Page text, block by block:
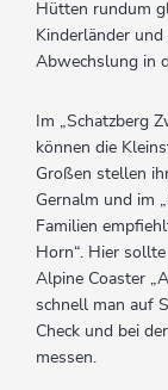
Hütten rundum
Kinderländer
Abwechslung in
Im „Schatzberg
können die
Großen stellen
Gernalm und im
Familien
Horn“. Hier
Alpine Coaster
schnell man auf
Check und bei
messen.